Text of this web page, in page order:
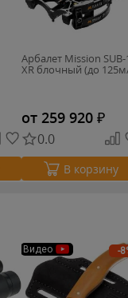
Арбалет Mission SUB-
XR блочный (до
от 259 920 ₽
0.0
В корзину
-
Видео